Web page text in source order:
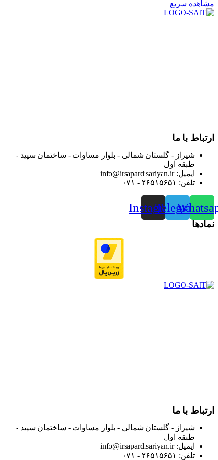
مشاهده سریع
ارتباط با ما
شیراز - گلستان شمالی - بلوار مساوات - ساختمان سپید -
طبقه اول
ایمیل: info@irsapardisariyan.ir
تلفن: ۳۶۵۱۵۶۵۱ - ۰۷۱
Telegram
Instagram
نمادها
ارتباط با ما
شیراز - گلستان شمالی - بلوار مساوات - ساختمان سپید -
طبقه اول
ایمیل: info@irsapardisariyan.ir
تلفن: ۳۶۵۱۵۶۵۱ - ۰۷۱